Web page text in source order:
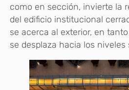
como en sección, invierte la
del edificio institucional
se acerca al exterior, en
se desplaza hacia los niveles